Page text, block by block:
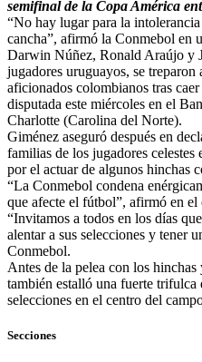
semifinal de la Copa América
“No hay lugar para la
cancha”, afirmó la Conmebol en
Darwin Núñez, Ronald Araújo y
jugadores uruguayos, se treparon
aficionados colombianos tras
disputada este miércoles en el
Charlotte (Carolina del Norte).
Giménez aseguró después en
familias de los jugadores celestes
por el actuar de algunos hinchas
“La Conmebol condena
que afecte el fútbol”, afirmó en el
“Invitamos a todos en los días
alentar a sus selecciones y tener
Conmebol.
Antes de la pelea con los
también estalló una fuerte trifulca
selecciones en el centro del
Secciones